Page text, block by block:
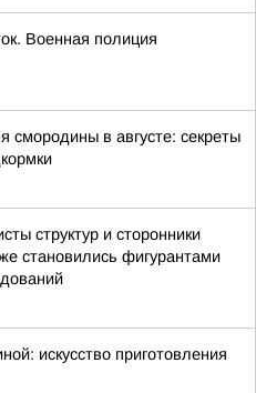
Военная полиция
смородины в августе: секреты
структур и сторонники
становились фигурантами
искусство приготовления